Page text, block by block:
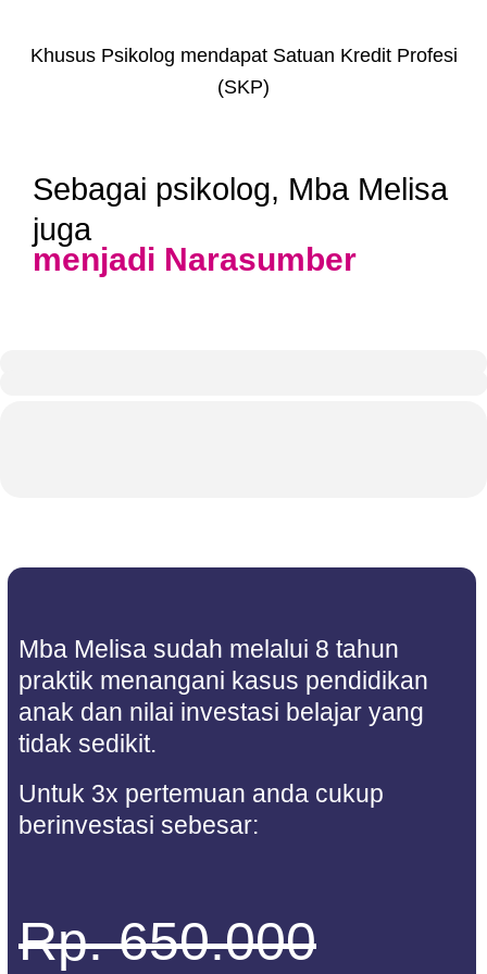
Khusus Psikolog mendapat Satuan Kredit Profesi
(SKP)
Sebagai psikolog, Mba Melisa
juga
menjadi Narasumber
Mba Melisa sudah melalui 8 tahun
praktik menangani kasus pendidikan
anak dan nilai investasi belajar yang
tidak sedikit.
Untuk 3x pertemuan anda cukup
berinvestasi sebesar:
Rp. 650.000